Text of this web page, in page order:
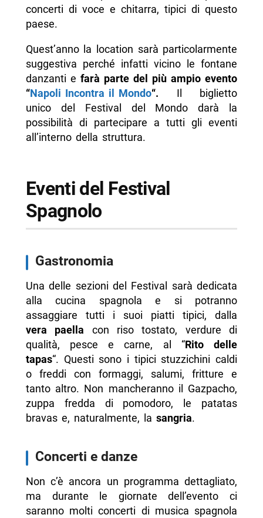
concerti di voce e chitarra, tipici di questo
paese.
Quest’anno la location sarà particolarmente
suggestiva perché infatti vicino le fontane
danzanti e farà parte del più ampio evento
“Napoli Incontra il Mondo“. Il biglietto
unico del Festival del Mondo darà la
possibilità di partecipare a tutti gli eventi
all’interno della struttura.
Eventi del Festival
Spagnolo
Gastronomia
Una delle sezioni del Festival sarà dedicata
alla cucina spagnola e si potranno
assaggiare tutti i suoi piatti tipici, dalla
vera paella con riso tostato, verdure di
qualità, pesce e carne, al “Rito delle
tapas“. Questi sono i tipici stuzzichini caldi
o freddi con formaggi, salumi, fritture e
tanto altro. Non mancheranno il Gazpacho,
zuppa fredda di pomodoro, le patatas
bravas e, naturalmente, la sangria.
Concerti e danze
Non c’è ancora un programma dettagliato,
ma durante le giornate dell’evento ci
saranno molti concerti di musica spagnola